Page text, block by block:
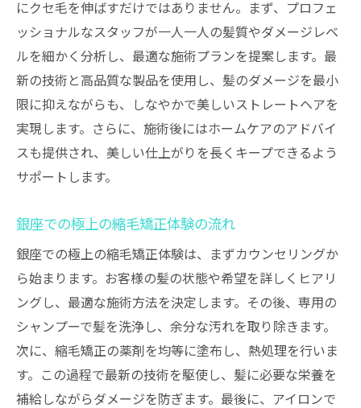
口コミと評判の確認
事前カウンセリングの重要性
美容室選びでの失敗事例とその対策
美容室での縮毛矯正がもたらす髪の美しさ
縮毛矯正で得られる美しい髪
美しさを保つためのケア方法
髪の美しさを引き立てるスタイリング
銀座の美容室で理想のストレートヘアを手に入
れる方法
理想のストレートヘアの条件
銀座の美容室での施術の流れ
にクセ毛を伸ばすだけではありません。まず、プロフェ
ッショナルなスタッフが一人一人の髪質やダメージレベ
ルを細かく分析し、最適な施術プランを提案します。最
新の技術と高品質な製品を使用し、髪のダメージを最小
限に抑えながらも、しなやかで美しいストレートヘアを
実現します。さらに、施術後にはホームケアのアドバイ
スも提供され、美しい仕上がりを長くキープできるよう
サポートします。
銀座での極上の縮毛矯正体験の流れ
銀座での極上の縮毛矯正体験は、まずカウンセリングか
ら始まります。お客様の髪の状態や希望を詳しくヒアリ
ングし、最適な施術方法を決定します。その後、専用の
シャンプーで髪を洗浄し、余分な汚れを取り除きます。
次に、縮毛矯正の薬剤を均等に塗布し、熱処理を行いま
す。この過程で最新の技術を駆使し、髪に必要な栄養を
補給しながらダメージを防ぎます。最後に、アイロンで